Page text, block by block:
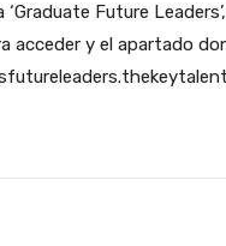
Future
acceder y el apartado